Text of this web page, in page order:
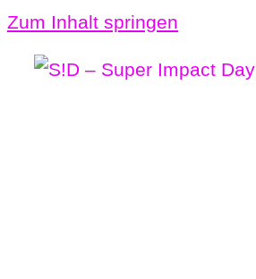
Zum Inhalt springen